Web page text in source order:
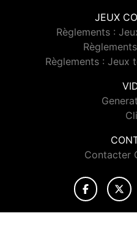
JEUX
Règlements :
Règlements : Jeux
Contacter